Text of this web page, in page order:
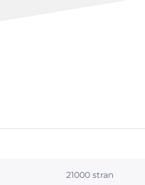
21000 stran